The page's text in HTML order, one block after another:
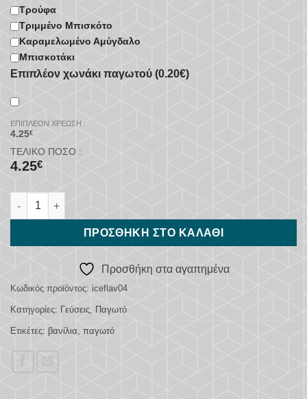
Τρούφα
Τριμμένο Μπισκότο
Καραμελωμένο Αμύγδαλο
Μπισκοτάκι
Επιπλέον χωνάκι παγωτού (0.20€)
ΕΠΙΠΛΈΟΝ ΧΡΈΩΣΗ :
4.25€
ΤΕΛΙΚΌ ΠΟΣΌ :
4.25€
Παγωτό Βανίλια ποσότητα
ΠΡΟΣΘΉΚΗ ΣΤΟ ΚΑΛΆΘΙ
Προσθήκη στα αγαπημένα
Κωδικός προϊόντος: iceflav04
Κατηγορίες: Γεύσεις Παγωτό
Ετικέτες: βανίλια παγωτό